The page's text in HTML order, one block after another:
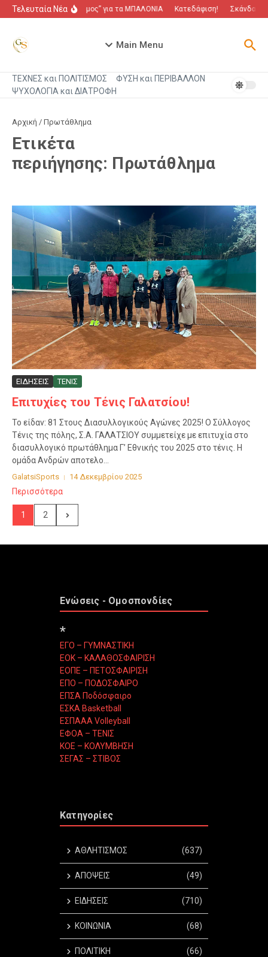
Μετάβαση στο περιεχόμενο
Τελευταία Νέα“Πόλεμος” για τα ΜΠΑΛΟΝΙΑ Κατεδάφιση! Σκάνδαλο
Main Menu
ΤΕΧΝΕΣ και ΠΟΛΙΤΙΣΜΟΣ
ΦΥΣΗ και ΠΕΡΙΒΑΛΛΟΝ
ΨΥΧΟΛΟΓΙΑ και ΔΙΑΤΡΟΦΗ
Αρχική / Πρωτάθλημα
Ετικέτα
περιήγησης: Πρωτάθλημα
ΕΙΔΗΣΕΙΣ ΤΕΝΙΣ
Επιτυχίες του Τένις Γαλατσίου!
Το είδαν: 81 Στους Διασυλλογικούς Αγώνες 2025! Ο Σύλλογος
Τένις της πόλης, Σ.Α. ΓΑΛΑΤΣΙΟΥ συμμετείχε με επιτυχία στο
διασυλλογικό πρωτάθλημα Γ’ Εθνικής του 2025 στο τένις. Η
ομάδα Ανδρών αποτελο...
GalatsiSports 14 Δεκεμβρίου 2025
Περισσότερα
1 2
Ενώσεις - Ομοσπονδίες
*
ΕΓΟ – ΓΥΜΝΑΣΤΙΚΗ
ΕΟΚ – ΚΑΛΑΘΟΣΦΑΙΡΙΣΗ
ΕΟΠΕ – ΠΕΤΟΣΦΑΙΡΙΣΗ
ΕΠΟ – ΠΟΔΟΣΦΑΙΡΟ
ΕΠΣΑ Ποδόσφαιρο
ΕΣΚΑ Basketball
ΕΣΠΑΑΑ Volleyball
ΕΦΟΑ – ΤΕΝΙΣ
ΚΟΕ – ΚΟΛΥΜΒΗΣΗ
ΣΕΓΑΣ – ΣΤΙΒΟΣ
Κατηγορίες
ΑΘΛΗΤΙΣΜΟΣ (637)
ΑΠΟΨΕΙΣ (49)
ΕΙΔΗΣΕΙΣ (710)
ΚΟΙΝΩΝΙΑ (68)
ΠΟΛΙΤΙΚΗ (66)